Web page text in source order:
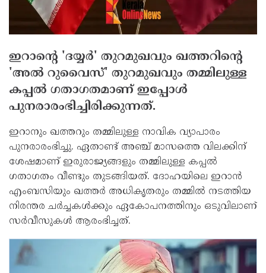
ഇറാന്റെ 'ദയ്യര്‍' തുറമുഖവും ഖത്തറിന്റെ
'അല്‍ റുവൈസ്' തുറമുഖവും തമ്മിലുള്ള
കപ്പല്‍ ഗതാഗതമാണ് ഇപ്പോള്‍
പുനരാരംഭിച്ചിരിക്കുന്നത്.
ഇറാനും ഖത്തറും തമ്മിലുള്ള നാവിക വ്യാപാരം
പുനരാരംഭിച്ചു. ഏതാണ്ട് അഞ്ച് മാസത്തെ വിലക്കിന്
ശേഷമാണ് ഇരുരാജ്യങ്ങളും തമ്മിലുള്ള കപ്പല്‍
ഗതാഗതം വീണ്ടും തുടങ്ങിയത്. ദോഹയിലെ ഇറാന്‍
എംബസിയും ഖത്തര്‍ അധികൃതരും തമ്മില്‍ നടത്തിയ
നിരന്തര ചര്‍ച്ചകള്‍ക്കും ഏകോപനത്തിനും ഒടുവിലാണ്
സര്‍വീസുകള്‍ ആരംഭിച്ചത്.